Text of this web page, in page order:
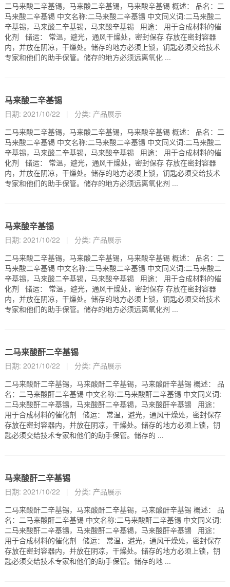
二马来酸二辛基锡，马来酸二辛基锡，马来酸辛基锡 概述： 品名：二
马来酸二辛基锡 中文名称:二马来酸二辛基锡 中文同义词:二马来酸二
辛基锡，马来酸二辛基锡，马来酸辛基锡 用途： 用于合成材料的催
化剂 储运： 常温，避光，通风干燥处，密封保存 存放在密封容器
内，并放在阴凉，干燥处。储存的地方必须上锁，钥匙必须交给技术
专家和他们的助手保管。储存的地方必须远离氧化 ...
马来酸二辛基锡
日期: 2021/10/22 分类: 产品展示
二马来酸二辛基锡，马来酸二辛基锡，马来酸辛基锡 概述： 品名：二
马来酸二辛基锡 中文名称:二马来酸二辛基锡 中文同义词:二马来酸二
辛基锡，马来酸二辛基锡，马来酸辛基锡 用途： 用于合成材料的催
化剂 储运： 常温，避光，通风干燥处，密封保存 存放在密封容器
内，并放在阴凉，干燥处。储存的地方必须上锁，钥匙必须交给技术
专家和他们的助手保管。储存的地方必须远离氧化剂 ...
马来酸辛基锡
日期: 2021/10/22 分类: 产品展示
二马来酸二辛基锡，马来酸二辛基锡，马来酸辛基锡 概述： 品名：二
马来酸二辛基锡 中文名称:二马来酸二辛基锡 中文同义词:二马来酸二
辛基锡，马来酸二辛基锡，马来酸辛基锡 用途： 用于合成材料的催
化剂 储运： 常温，避光，通风干燥处，密封保存 存放在密封容器
内，并放在阴凉，干燥处。储存的地方必须上锁，钥匙必须交给技术
专家和他们的助手保管。储存的地方必须远离氧化剂 ...
二马来酸酐二辛基锡
日期: 2021/10/22 分类: 产品展示
二马来酸酐二辛基锡，马来酸酐二辛基锡，马来酸酐辛基锡 概述： 品
名：二马来酸酐二辛基锡 中文名称:二马来酸酐二辛基锡 中文同义词:
二马来酸酐二辛基锡，马来酸酐二辛基锡，马来酸酐辛基锡 用途：
用于合成材料的催化剂 储运： 常温，避光，通风干燥处，密封保存
存放在密封容器内，并放在阴凉，干燥处。储存的地方必须上锁，钥
匙必须交给技术专家和他们的助手保管。储存的 ...
马来酸酐二辛基锡
日期: 2021/10/22 分类: 产品展示
二马来酸酐二辛基锡，马来酸酐二辛基锡，马来酸酐辛基锡 概述： 品
名：二马来酸酐二辛基锡 中文名称:二马来酸酐二辛基锡 中文同义词:
二马来酸酐二辛基锡，马来酸酐二辛基锡，马来酸酐辛基锡 用途：
用于合成材料的催化剂 储运： 常温，避光，通风干燥处，密封保存
存放在密封容器内，并放在阴凉，干燥处。储存的地方必须上锁，钥
匙必须交给技术专家和他们的助手保管。储存的地 ...